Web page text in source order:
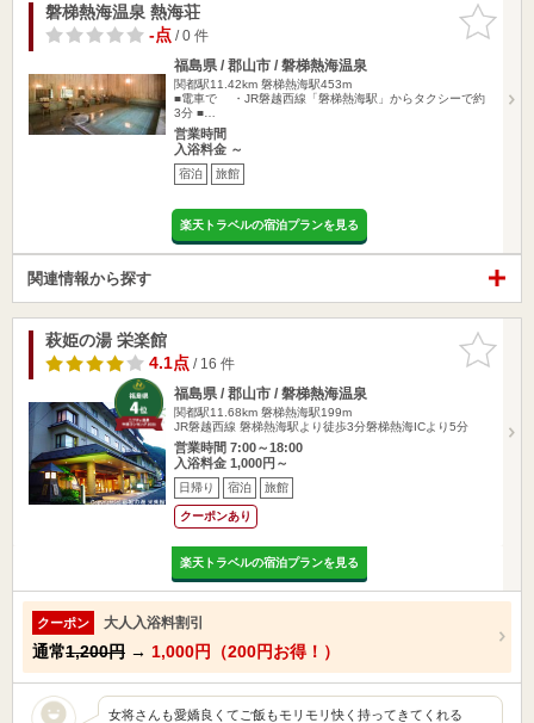
お気に入
りに追加
磐梯熱海温泉 熱海荘
-点/ 0 件
福島県 / 郡山市 / 磐梯熱海温泉
関都駅11.42km 磐梯熱海駅453m
■電車で ・JR磐越西線「磐梯熱海駅」からタクシーで約
3分 ■…
営業時間
入浴料金 ～
宿泊 旅館
楽天トラベルの宿泊プランを見る
関連情報から探す
お気に入
りに追加
萩姫の湯 栄楽館
4.1点/ 16 件
福島県 / 郡山市 / 磐梯熱海温泉
関都駅11.68km 磐梯熱海駅199m
JR磐越西線 磐梯熱海駅より徒歩3分磐梯熱海ICより5分
営業時間 7:00～18:00
入浴料金 1,000円～
日帰り 宿泊 旅館
クーポンあり
楽天トラベルの宿泊プランを見る
クーポン 大人入浴料割引
通常1,200円 → 1,000円（200円お得！）
女将さんも愛嬌良くてご飯もモリモリ快く持ってきてくれる